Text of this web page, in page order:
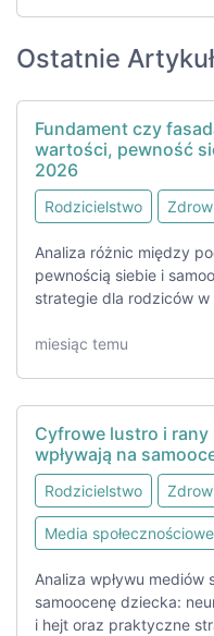
Ostatnie
Fundament czy
wartości, pewność
2026
Rodzicielstwo
Analiza różnic między
pewnością siebie i
strategie dla rodziców
miesiąc temu
Cyfrowe lustro i
wpływają na
Rodzicielstwo
Media społecznościowe
Analiza wpływu mediów
samoocenę dziecka:
i hejt oraz praktyczne